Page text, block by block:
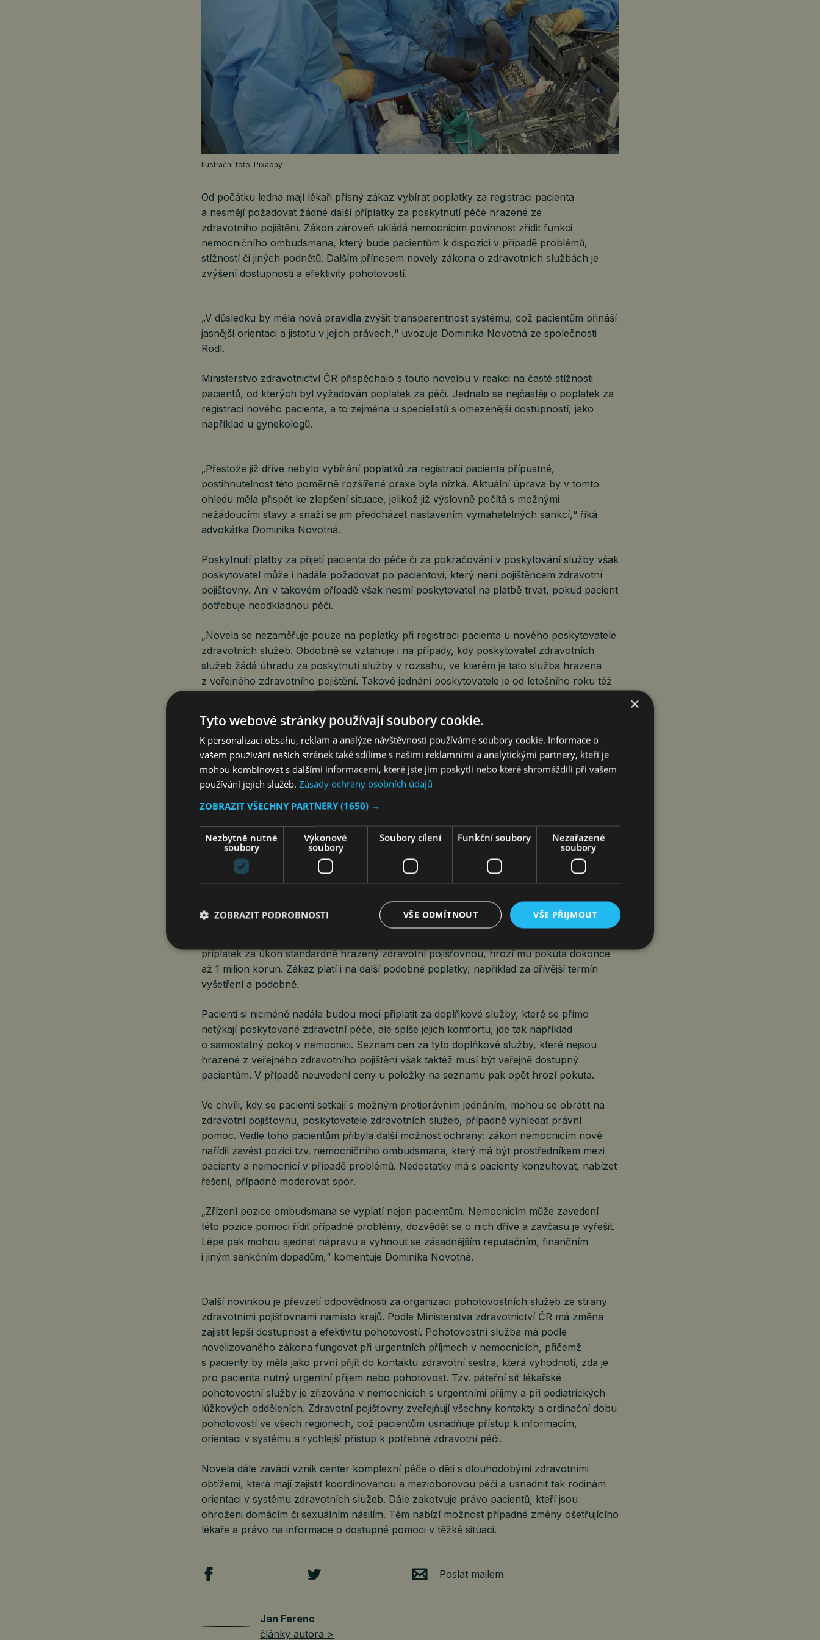
Ilustrační foto: Pixabay
Od počátku ledna mají lékaři přísný zákaz vybírat poplatky za registraci pacienta
a nesmějí požadovat žádné další příplatky za poskytnutí péče hrazené ze
zdravotního pojištění. Zákon zároveň ukládá nemocnicím povinnost zřídit funkci
nemocničního ombudsmana, který bude pacientům k dispozici v případě problémů,
stížností či jiných podnětů. Dalším přínosem novely zákona o zdravotních službách je
zvýšení dostupnosti a efektivity pohotovostí.
„V důsledku by měla nová pravidla zvýšit transparentnost systému, což pacientům přináší
jasnější orientaci a jistotu v jejich právech,“ uvozuje Dominika Novotná ze společnosti
Rödl.
Ministerstvo zdravotnictví ČR přispěchalo s touto novelou v reakci na časté stížnosti
pacientů, od kterých byl vyžadován poplatek za péči. Jednalo se nejčastěji o poplatek za
registraci nového pacienta, a to zejména u specialistů s omezenější dostupností, jako
například u gynekologů.
„Přestože již dříve nebylo vybírání poplatků za registraci pacienta přípustné,
postihnutelnost této poměrně rozšířené praxe byla nízká. Aktuální úprava by v tomto
ohledu měla přispět ke zlepšení situace, jelikož již výslovně počítá s možnými
nežádoucími stavy a snaží se jim předcházet nastavením vymahatelných sankcí,“ říká
advokátka Dominika Novotná.
Poskytnutí platby za přijetí pacienta do péče či za pokračování v poskytování služby však
poskytovatel může i nadále požadovat po pacientovi, který není pojištěncem zdravotní
pojišťovny. Ani v takovém případě však nesmí poskytovatel na platbě trvat, pokud pacient
potřebuje neodkladnou péči.
„Novela se nezaměřuje pouze na poplatky při registraci pacienta u nového poskytovatele
zdravotních služeb. Obdobně se vztahuje i na případy, kdy poskytovatel zdravotních
služeb žádá úhradu za poskytnutí služby v rozsahu, ve kterém je tato služba hrazena
z veřejného zdravotního pojištění. Takové jednání poskytovatele je od letošního roku též
Stejně tak nemůže poskytovatel zdravotních služeb žádat úhradu služeb, které sice
nejsou plně hrazeny veřejným zdravotním pojištěním, ale u kterých tento poskytovatel
nezpřístupnil svým pacientům seznam cen za poskytované služby. Povinnost
zpřístupňovat seznam cen plynula ze zákona již před letošní změnou. Novela tak pouze
zpřísňuje pravidla ve snaze motivovat poskytovatele tyto povinnosti dodržovat. Změna má
dosáhnout vyšší srozumitelnosti a předvídatelnosti cen za poskytnuté zdravotní služby.
poskytovatelů. Bude-li poskytovatel žádat úhradu ceny služby, aniž by předem pacientovi
zpřístupnil seznam cen, hrozí mu pokuta až 50 000 Kč.
poskytnutím platby, která není nezbytná pro poskytnutí služby, případně ukončí-li
poskytovatel poskytování péče z důvodu, že pacient odmítl poskytnout takovou platbu,
příplatek za úkon standardně hrazený zdravotní pojišťovnou, hrozí mu pokuta dokonce
až 1 milion korun. Zákaz platí i na další podobné poplatky, například za dřívější termín
vyšetření a podobně.
Pacienti si nicméně nadále budou moci připlatit za doplňkové služby, které se přímo
netýkají poskytované zdravotní péče, ale spíše jejich komfortu, jde tak například
o samostatný pokoj v nemocnici. Seznam cen za tyto doplňkové služby, které nejsou
hrazené z veřejného zdravotního pojištění však taktéž musí být veřejně dostupný
pacientům. V případě neuvedení ceny u položky na seznamu pak opět hrozí pokuta.
Ve chvíli, kdy se pacienti setkají s možným protiprávním jednáním, mohou se obrátit na
zdravotní pojišťovnu, poskytovatele zdravotních služeb, případně vyhledat právní
pomoc. Vedle toho pacientům přibyla další možnost ochrany: zákon nemocnicím nově
nařídil zavést pozici tzv. nemocničního ombudsmana, který má být prostředníkem mezi
pacienty a nemocnicí v případě problémů. Nedostatky má s pacienty konzultovat, nabízet
řešení, případně moderovat spor.
„Zřízení pozice ombudsmana se vyplatí nejen pacientům. Nemocnicím může zavedení
této pozice pomoci řídit případné problémy, dozvědět se o nich dříve a zavčasu je vyřešit.
Lépe pak mohou sjednat nápravu a vyhnout se zásadnějším reputačním, finančním
i jiným sankčním dopadům,“ komentuje Dominika Novotná.
Další novinkou je převzetí odpovědnosti za organizaci pohotovostních služeb ze strany
zdravotními pojišťovnami namísto krajů. Podle Ministerstva zdravotnictví ČR má změna
zajistit lepší dostupnost a efektivitu pohotovostí. Pohotovostní služba má podle
novelizovaného zákona fungovat při urgentních příjmech v nemocnicích, přičemž
s pacienty by měla jako první přijít do kontaktu zdravotní sestra, která vyhodnotí, zda je
pro pacienta nutný urgentní příjem nebo pohotovost. Tzv. páteřní síť lékařské
pohotovostní služby je zřizována v nemocnicích s urgentními příjmy a při pediatrických
lůžkových odděleních. Zdravotní pojišťovny zveřejňují všechny kontakty a ordinační dobu
pohotovostí ve všech regionech, což pacientům usnadňuje přístup k informacím,
orientaci v systému a rychlejší přístup k potřebné zdravotní péči.
Novela dále zavádí vznik center komplexní péče o děti s dlouhodobými zdravotními
obtížemi, která mají zajistit koordinovanou a mezioborovou péči a usnadnit tak rodinám
orientaci v systému zdravotních služeb. Dále zakotvuje právo pacientů, kteří jsou
ohroženi domácím či sexuálním násilím. Těm nabízí možnost případné změny ošetřujícího
lékaře a právo na informace o dostupné pomoci v těžké situaci.
Poslat mailem
Jan Ferenc
články autora >
×
Tyto webové stránky používají soubory cookie.
K personalizaci obsahu, reklam a analýze návštěvnosti používáme soubory cookie. Informace o
vašem používání našich stránek také sdílíme s našimi reklamními a analytickými partnery, kteří je
mohou kombinovat s dalšími informacemi, které jste jim poskytli nebo které shromáždili při vašem
používání jejich služeb. Zásady ochrany osobních údajů
ZOBRAZIT VŠECHNY PARTNERY (1650) →
Nezbytně nutné
soubory
Výkonové
soubory
Soubory cílení Funkční soubory
Nezařazené
soubory
VŠE PŘIJMOUT
VŠE ODMÍTNOUT
ZOBRAZIT PODROBNOSTI